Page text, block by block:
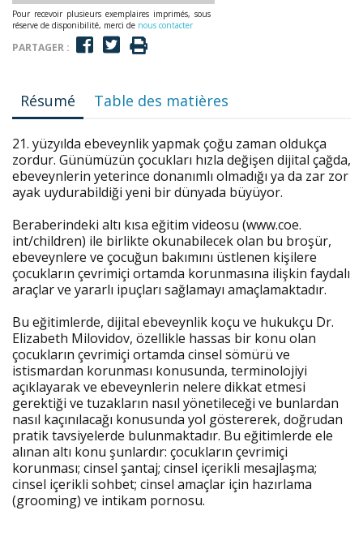
Pour recevoir plusieurs exemplaires imprimés, sous
réserve de disponibilité, merci de nous contacter
PARTAGER :
Résumé Table des matières
21. yüzyılda ebeveynlik yapmak çoğu zaman oldukça
zordur. Günümüzün çocukları hızla değişen dijital çağda,
ebeveynlerin yeterince donanımlı olmadığı ya da zar zor
ayak uydurabildiği yeni bir dünyada büyüyor.
Beraberindeki altı kısa eğitim videosu (www.coe.
int/children) ile birlikte okunabilecek olan bu broşür,
ebeveynlere ve çocuğun bakımını üstlenen kişilere
çocukların çevrimiçi ortamda korunmasına ilişkin faydalı
araçlar ve yararlı ipuçları sağlamayı amaçlamaktadır.
Bu eğitimlerde, dijital ebeveynlik koçu ve hukukçu Dr.
Elizabeth Milovidov, özellikle hassas bir konu olan
çocukların çevrimiçi ortamda cinsel sömürü ve
istismardan korunması konusunda, terminolojiyi
açıklayarak ve ebeveynlerin nelere dikkat etmesi
gerektiği ve tuzakların nasıl yönetileceği ve bunlardan
nasıl kaçınılacağı konusunda yol göstererek, doğrudan
pratik tavsiyelerde bulunmaktadır. Bu eğitimlerde ele
alınan altı konu şunlardır: çocukların çevrimiçi
korunması; cinsel şantaj; cinsel içerikli mesajlaşma;
cinsel içerikli sohbet; cinsel amaçlar için hazırlama
(grooming) ve intikam pornosu.